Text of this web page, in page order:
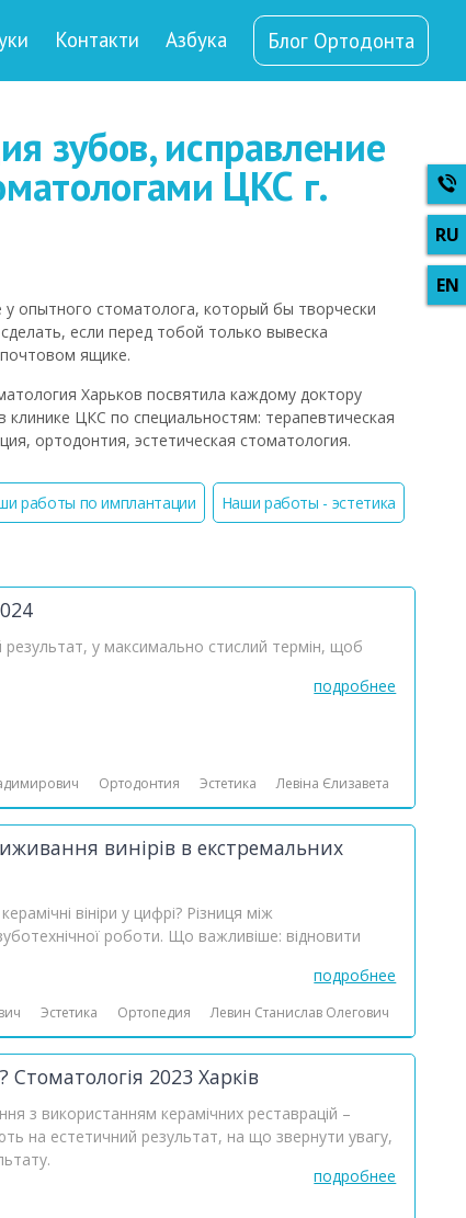
Контакти Азбука Блог Ортодонта
зубов, исправление
ЦКС г.
опытного стоматолога, который бы творчески
если перед тобой только вывеска
ящике.
Харьков посвятила каждому доктору
ЦКС по специальностям: терапевтическая
ортодонтия, эстетическая стоматология.
работы по имплантации Наши работы - эстетика
у максимально стислий термін, щоб
подробнее
Ортодонтия Эстетика Левіна Єлизавета
винірів в екстремальних
вініри у цифрі? Різниця між
роботи. Що важливіше: відновити
подробнее
Эстетика Ортопедия Левин Станислав Олегович
Стоматологія 2023 Харків
з використанням керамічних реставрацій –
на естетичний результат, на що звернути увагу,
подробнее